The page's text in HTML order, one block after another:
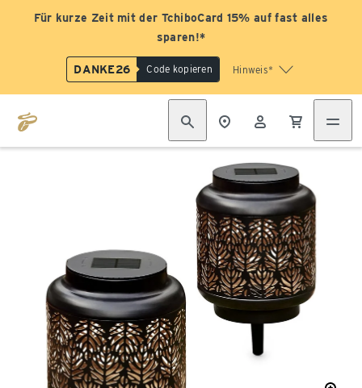
Für kurze Zeit mit der TchiboCard 15% auf fast alles
sparen!*
DANKE26 Code kopieren Hinweis*